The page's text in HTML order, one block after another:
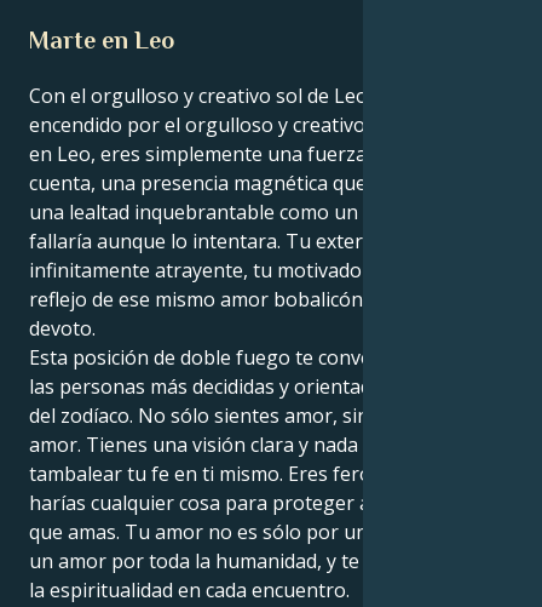
Marte en Leo
Con el orgulloso y creativo sol de Leo energizado y
encendido por el orgulloso y creativo reino de Marte
en Leo, eres simplemente una fuerza a tener en
cuenta, una presencia magnética que posee tanto
una lealtad inquebrantable como un carisma que no
fallaría aunque lo intentara. Tu exterior es
infinitamente atrayente, tu motivador interior un
reflejo de ese mismo amor bobalicón, implacable y
devoto.
Esta posición de doble fuego te convertirá en una de
las personas más decididas y orientadas a la acción
del zodíaco. No sólo sientes amor, sino que eres
amor. Tienes una visión clara y nada puede hacer
tambalear tu fe en ti mismo. Eres ferozmente leal y
harías cualquier cosa para proteger a las personas
que amas. Tu amor no es sólo por una persona, es
un amor por toda la humanidad, y te atrae la magia y
la espiritualidad en cada encuentro.